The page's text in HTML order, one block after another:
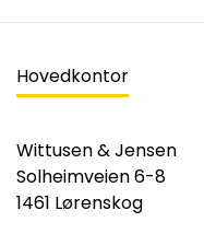
Hovedkontor
Wittusen & Jensen
Solheimveien 6-8
1461 Lørenskog